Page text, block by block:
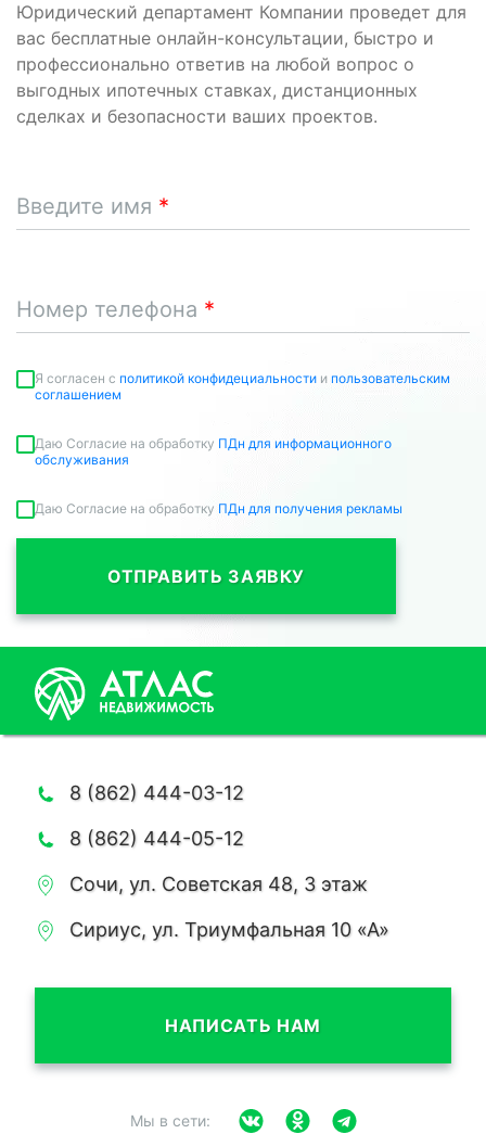
Юридический департамент Компании проведет для
вас бесплатные онлайн-консультации, быстро и
профессионально ответив на любой вопрос о
выгодных ипотечных ставках, дистанционных
сделках и безопасности ваших проектов.
Введите имя
Номер телефона
Я согласен c политикой конфидециальности и пользовательским
соглашением
Даю Согласие на обработку ПДн для информационного
обслуживания
Даю Согласие на обработку ПДн для получения рекламы
ОТПРАВИТЬ ЗАЯВКУ
8 (862) 444-03-12
8 (862) 444-05-12
Сочи, ул. Советская 48, 3 этаж
Сириус, ул. Триумфальная 10 «А»
НАПИСАТЬ НАМ
Мы в сети: